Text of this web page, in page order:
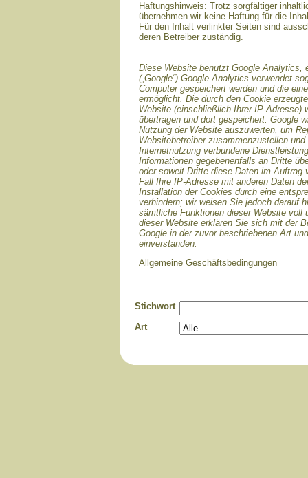
Haftungshinweis: Trotz sorgfältiger
übernehmen wir keine Haftung für die
Für den Inhalt verlinkter Seiten sind
deren Betreiber zuständig.
Diese Website benutzt Google Analytics,
(„Google“) Google Analytics verwendet
Computer gespeichert werden und die
ermöglicht. Die durch den Cookie
Website (einschließlich Ihrer IP-Adresse)
übertragen und dort gespeichert. Google
Nutzung der Website auszuwerten, um
Websitebetreiber zusammenzustellen
Internetnutzung verbundene
Informationen gegebenenfalls an Dritte
oder soweit Dritte diese Daten im Auftrag
Fall Ihre IP-Adresse mit anderen Daten
Installation der Cookies durch eine
verhindern; wir weisen Sie jedoch darauf
sämtliche Funktionen dieser Website voll
dieser Website erklären Sie sich mit der
Google in der zuvor beschriebenen Art
einverstanden.
Allgemeine Geschäftsbedingungen
Stichwort
Art